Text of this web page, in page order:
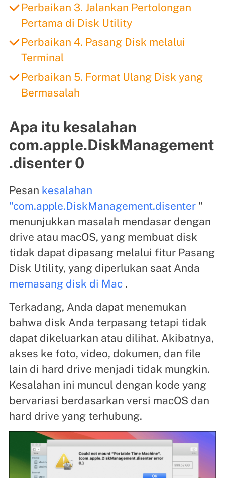
Perbaikan 3. Jalankan Pertolongan
Pertama di Disk Utility
Perbaikan 4. Pasang Disk melalui
Terminal
Perbaikan 5. Format Ulang Disk yang
Bermasalah
Apa itu kesalahan
com.apple.DiskManagement
.disenter 0
Pesan kesalahan
"com.apple.DiskManagement.disenter"
menunjukkan masalah mendasar dengan
drive atau macOS, yang membuat disk
tidak dapat dipasang melalui fitur Pasang
Disk Utility, yang diperlukan saat Anda
memasang disk di Mac.
Terkadang, Anda dapat menemukan
bahwa disk Anda terpasang tetapi tidak
dapat dikeluarkan atau dilihat. Akibatnya,
akses ke foto, video, dokumen, dan file
lain di hard drive menjadi tidak mungkin.
Kesalahan ini muncul dengan kode yang
bervariasi berdasarkan versi macOS dan
hard drive yang terhubung.